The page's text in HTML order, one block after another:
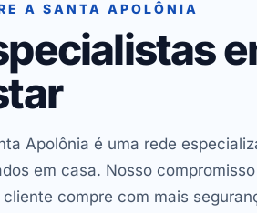
A SANTA APOLÔNIA
Apolônia é uma rede
em casa. Nosso
cliente compre com mais